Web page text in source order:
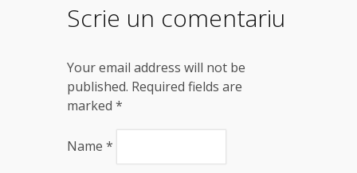
Scrie un comentariu
Your email address will not be
published. Required fields are
marked *
Name *